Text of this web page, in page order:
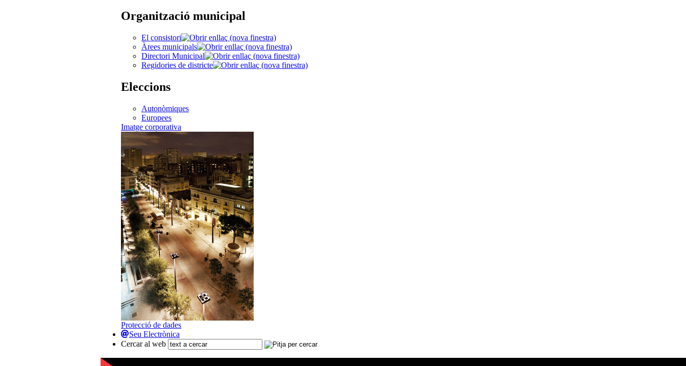
Organització municipal
El consistori
Àrees municipals
Directori Municipal
Regidories de districte
Eleccions
Autonòmiques
Europees
Imatge corporativa
Protecció de dades
Seu Electrònica
Cercar al web